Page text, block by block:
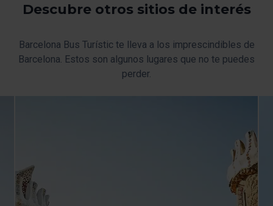
Descubre otros sitios de interés
Barcelona Bus Turístic te lleva a los imprescindibles de
Barcelona. Estos son algunos lugares que no te puedes
perder.